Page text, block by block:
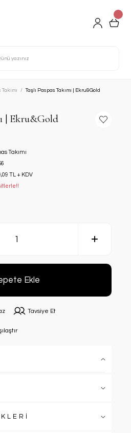
Taşlı Paspas Takımı | Ekru&Gold
| Ekru&Gold
Takımı
TL + KDV
Ekle
Tavsiye Et